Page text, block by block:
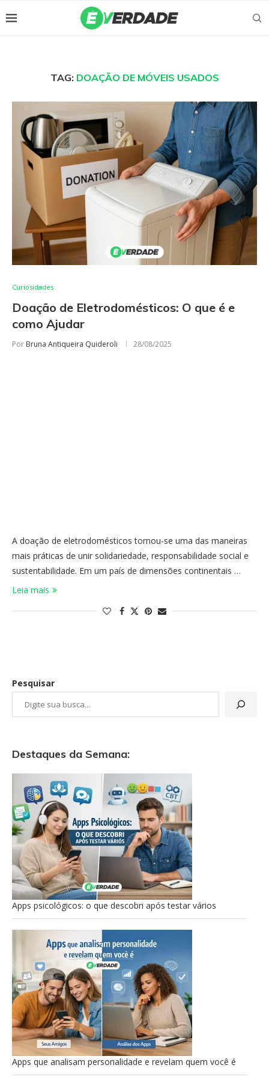
TAG: DOAÇÃO DE MÓVEIS USADOS
Curiosidades
Doação de Eletrodomésticos: O que é e
como Ajudar
Por Bruna Antiqueira Quideroli 28/08/2025
A doação de eletrodomésticos tornou-se uma das maneiras
mais práticas de unir solidariedade, responsabilidade social e
sustentabilidade. Em um país de dimensões continentais …
Leia mais
Pesquisar
Destaques da Semana:
Apps psicológicos: o que descobri após testar vários
Apps que analisam personalidade e revelam quem você é